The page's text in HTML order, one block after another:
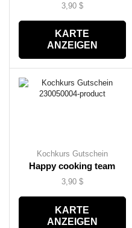
3,90 $
KARTE
ANZEIGEN
Kochkurs Gutschein
Happy cooking team
3,90 $
KARTE
ANZEIGEN